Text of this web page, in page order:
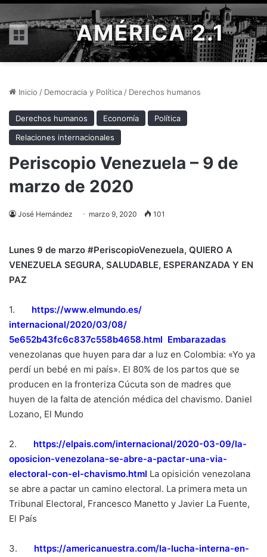
Menú AMÉRICA 2.1
Inicio / Democracia y Política / Derechos humanos
Derechos humanos Economía
Política
Relaciones internacionales
Periscopio Venezuela – 9 de
marzo de 2020
José Hernández marzo 9, 2020 101
Lunes 9 de marzo #PeriscopioVenezuela, QUIERO A
VENEZUELA SEGURA, SALUDABLE, ESPERANZADA Y EN
PAZ
1. https://www.elmundo.es/
internacional/2020/03/08/
5e652b43fc6c837c558b4658.html Embarazadas
venezolanas que huyen para dar a luz en Colombia: «Yo ya
perdí un bebé en mi país». El 80% de los partos que se
producen en la fronteriza Cúcuta son de madres que
huyen de la falta de atención médica del chavismo. Daniel
Lozano, El Mundo
2. https://elpais.com/internacional/2020-03-09/la-
oposicion-venezolana-se-abre-a-pactar-una-via-
electoral-con-el-chavismo.html La opisición venezolana
se abre a pactar un camino electoral. La primera meta un
Tribunal Electoral, Francesco Manetto y Javier La Fuente,
El País
3. https://americanuestra.com/la-lucha-interna-en-